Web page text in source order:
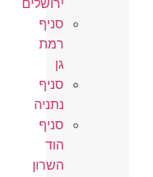
ירושלים
סניף
רמת
גן
סניף
נתניה
סניף
הוד
השרון